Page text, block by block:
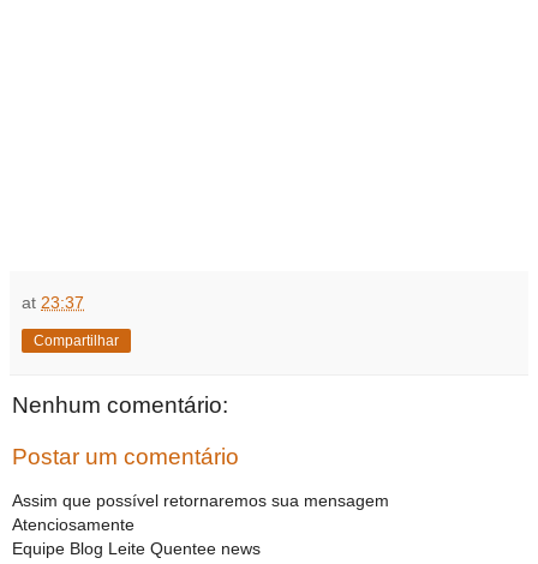
at 23:37
Compartilhar
Nenhum comentário:
Postar um comentário
Assim que possível retornaremos sua mensagem
Atenciosamente
Equipe Blog Leite Quentee news